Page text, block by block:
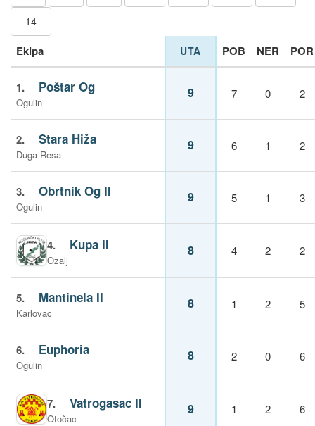
14
Ekipa UTA POB NER POR
1. Poštar Og
Ogulin
9 7 0 2
2. Stara Hiža
Duga Resa
9 6 1 2
3. Obrtnik Og II
Ogulin
9 5 1 3
4. Kupa II
Ozalj
8 4 2 2
5. Mantinela II
Karlovac
8 1 2 5
6. Euphoria
Ogulin
8 2 0 6
7. Vatrogasac II
Otočac
9 1 2 6